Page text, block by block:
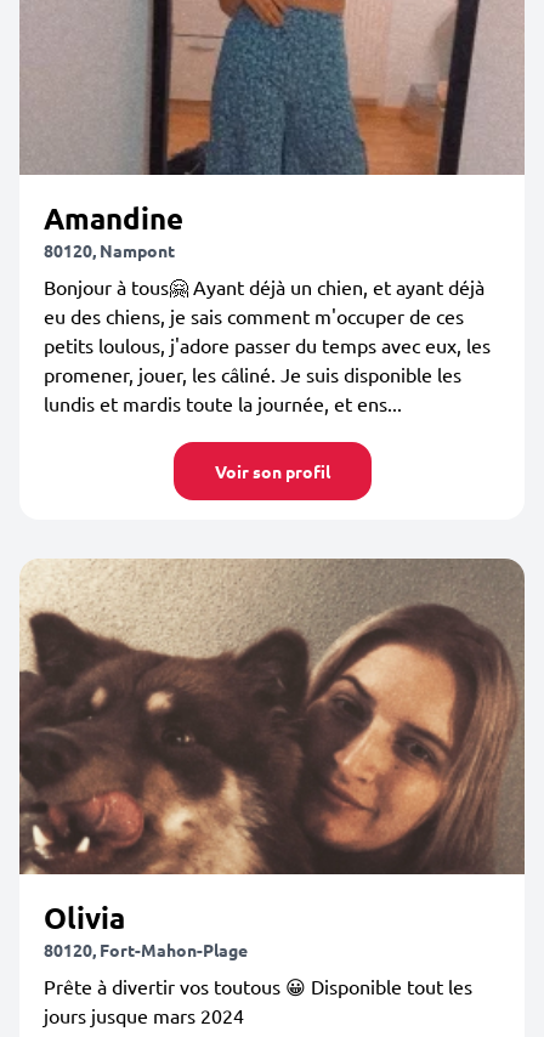
Amandine
80120, Nampont
Bonjour à tous🤗 Ayant déjà un chien, et ayant déjà
eu des chiens, je sais comment m'occuper de ces
petits loulous, j'adore passer du temps avec eux, les
promener, jouer, les câliné. Je suis disponible les
lundis et mardis toute la journée, et ens...
Voir son profil
Olivia
80120, Fort-Mahon-Plage
Prête à divertir vos toutous 😀 Disponible tout les
jours jusque mars 2024